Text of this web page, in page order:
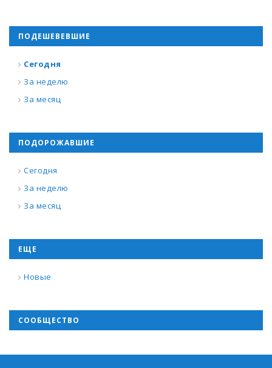
ПОДЕШЕВЕВШИЕ
Сегодня
За неделю
За месяц
ПОДОРОЖАВШИЕ
Сегодня
За неделю
За месяц
ЕЩЕ
Новые
СООБЩЕСТВО